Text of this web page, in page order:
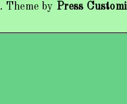
. Theme by Press